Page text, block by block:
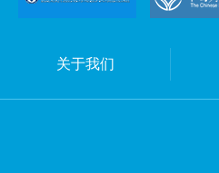
关于我们